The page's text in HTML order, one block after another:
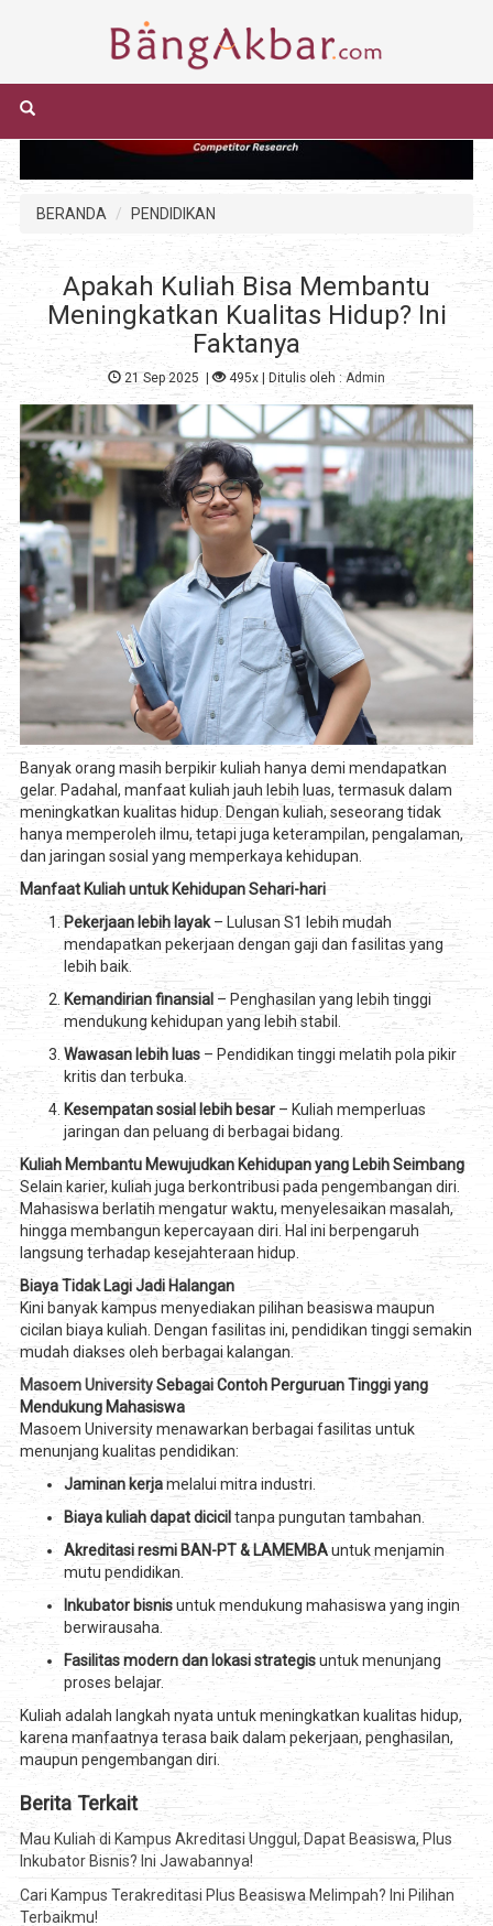
BERANDA PENDIDIKAN
Apakah Kuliah Bisa Membantu
Meningkatkan Kualitas Hidup? Ini
Faktanya
21 Sep 2025 | 495x| Ditulis oleh : Admin
Banyak orang masih berpikir kuliah hanya demi mendapatkan
gelar. Padahal, manfaat kuliah jauh lebih luas, termasuk dalam
meningkatkan kualitas hidup. Dengan kuliah, seseorang tidak
hanya memperoleh ilmu, tetapi juga keterampilan, pengalaman,
dan jaringan sosial yang memperkaya kehidupan.
Manfaat Kuliah untuk Kehidupan Sehari-hari
Pekerjaan lebih layak– Lulusan S1 lebih mudah
mendapatkan pekerjaan dengan gaji dan fasilitas yang
lebih baik.
Kemandirian finansial – Penghasilan yang lebih tinggi
mendukung kehidupan yang lebih stabil.
Wawasan lebih luas– Pendidikan tinggi melatih pola pikir
kritis dan terbuka.
Kesempatan sosial lebih besar– Kuliah memperluas
jaringan dan peluang di berbagai bidang.
Kuliah Membantu Mewujudkan Kehidupan yang Lebih Seimbang
Selain karier, kuliah juga berkontribusi pada pengembangan diri.
Mahasiswa berlatih mengatur waktu, menyelesaikan masalah,
hingga membangun kepercayaan diri. Hal ini berpengaruh
langsung terhadap kesejahteraan hidup.
Biaya Tidak Lagi Jadi Halangan
Kini banyak kampus menyediakan pilihan beasiswa maupun
cicilan biaya kuliah. Dengan fasilitas ini, pendidikan tinggi semakin
mudah diakses oleh berbagai kalangan.
Masoem UniversitySebagai Contoh Perguruan Tinggi yang
Mendukung Mahasiswa
Masoem University menawarkan berbagai fasilitas untuk
menunjang kualitas pendidikan:
Jaminan kerjamelalui mitra industri.
Biaya kuliah dapat dicicil tanpa pungutan tambahan.
Akreditasi resmi BAN-PT & LAMEMBAuntuk menjamin
mutu pendidikan.
Inkubator bisnisuntuk mendukung mahasiswa yang ingin
berwirausaha.
Fasilitas modern dan lokasi strategisuntuk menunjang
proses belajar.
Kuliah adalah langkah nyata untuk meningkatkan kualitas hidup,
karena manfaatnya terasa baik dalam pekerjaan, penghasilan,
maupun pengembangan diri.
Berita Terkait
Mau Kuliah di Kampus Akreditasi Unggul, Dapat Beasiswa, Plus
Inkubator Bisnis? Ini Jawabannya!
Cari Kampus Terakreditasi Plus Beasiswa Melimpah? Ini Pilihan
Terbaikmu!